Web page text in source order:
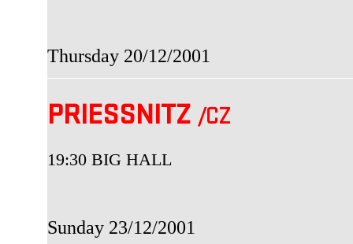
Thursday 20/12/2001
PRIESSNITZ /CZ
19:30 BIG HALL
Sunday 23/12/2001